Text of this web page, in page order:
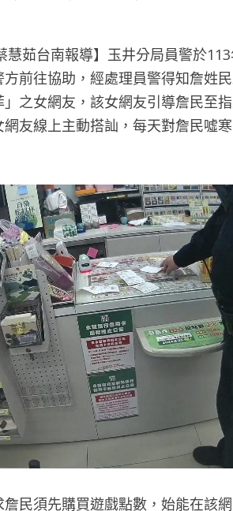
慧茹台南報導】玉井分局員警於
前往協助，經處理員警得知詹姓
之女網友，該女網友引導詹民至
友線上主動搭訕，每天對詹民噓
民須先購買遊戲點數，始能在該